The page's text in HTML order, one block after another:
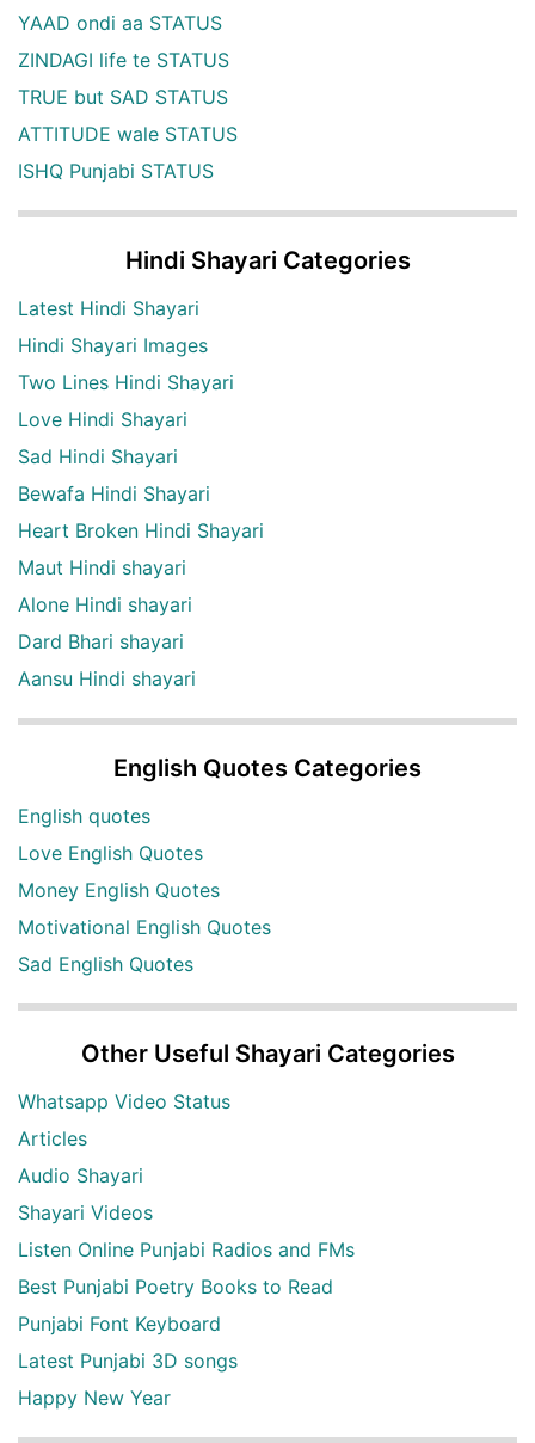
YAAD ondi aa STATUS
ZINDAGI life te STATUS
TRUE but SAD STATUS
ATTITUDE wale STATUS
ISHQ Punjabi STATUS
Hindi Shayari Categories
Latest Hindi Shayari
Hindi Shayari Images
Two Lines Hindi Shayari
Love Hindi Shayari
Sad Hindi Shayari
Bewafa Hindi Shayari
Heart Broken Hindi Shayari
Maut Hindi shayari
Alone Hindi shayari
Dard Bhari shayari
Aansu Hindi shayari
English Quotes Categories
English quotes
Love English Quotes
Money English Quotes
Motivational English Quotes
Sad English Quotes
Other Useful Shayari Categories
Whatsapp Video Status
Articles
Audio Shayari
Shayari Videos
Listen Online Punjabi Radios and FMs
Best Punjabi Poetry Books to Read
Punjabi Font Keyboard
Latest Punjabi 3D songs
Happy New Year